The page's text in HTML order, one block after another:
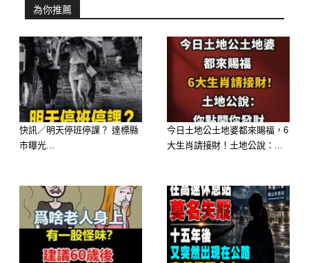
潛藏性格：你是個追求純粹、心思細膩
且具有高雅品味的人。 你內心渴望和
平與寧靜，注重精神層面的交流。你擁
有善良的心地，待人真誠，並追求一段
純潔且穩定的關係。你通常給人一種溫
柔、值得信賴的感覺。
為你推薦
快訊／明天停班停課？ 達標縣
市曝光...
今日土地公土地婆都來賜福，6
大生肖請接財！土地公說：...